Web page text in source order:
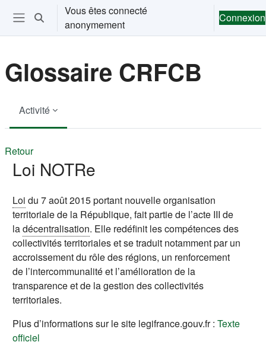
Passer au contenu principal
Ouvrir le menu de navigation
Activer/désactiver la saisie de recherche
Vous êtes connecté
anonymement
Connexion
Glossaire CRFCB
Activité
Retour
Loi NOTRe
Loi du 7 août 2015 portant nouvelle organisation
territoriale de la République, fait partie de l’acte III de
ladécentralisation. Elle redéfinit les compétences des
collectivités territoriales et se traduit notamment par un
accroissement du rôle des régions, un renforcement
de l’intercommunalité et l’amélioration de la
transparence et de la gestion des collectivités
territoriales.
Plus d’informations sur le site legifrance.gouv.fr : Texte
officiel(s'ouvre dans un nouvel onglet)